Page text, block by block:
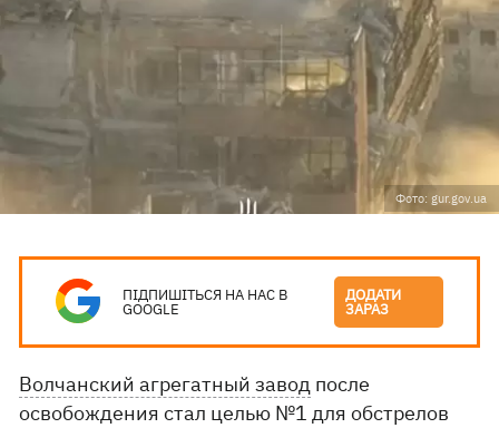
Фото: gur.gov.ua
ПІДПИШІТЬСЯ НА НАС В
GOOGLE
ДОДАТИ
ЗАРАЗ
Волчанский агрегатный завод после
освобождения стал целью №1 для обстрелов